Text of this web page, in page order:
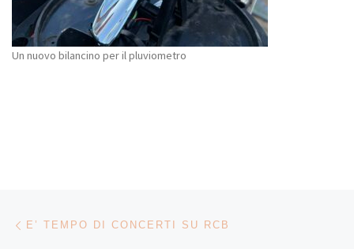
Un nuovo bilancino per il pluviometro
Navigazione articoli
E’ TEMPO DI CONCERTI SU RCB